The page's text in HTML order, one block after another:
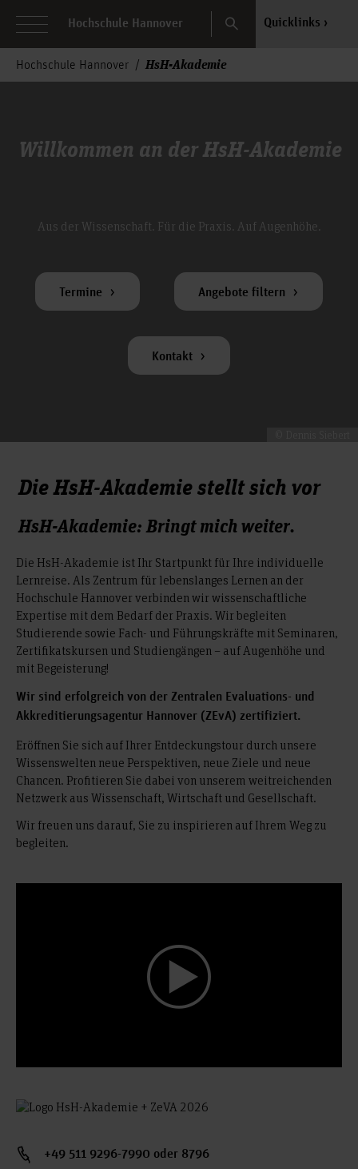
Hochschule Hannover Search Quicklinks
Hochschule Hannover HsH-Akademie
Willkommen an der HsH-Akademie
Aus der Wissenschaft. Für die Praxis. Auf Augenhöhe.
Termine Angebote filtern
Kontakt
Die HsH-Akademie stellt sich vor
HsH-Akademie: Bringt mich weiter.
Die HsH-Akademie ist Ihr Startpunkt für Ihre individuelle
Lernreise. Als Zentrum für lebenslanges Lernen an der
Hochschule Hannover verbinden wir wissenschaftliche
Expertise mit dem Bedarf der Praxis. Wir begleiten
Studierende sowie Fach- und Führungskräfte mit Seminaren,
Zertifikatskursen und Studiengängen – auf Augenhöhe und
mit Begeisterung!
Wir sind erfolgreich von der Zentralen Evaluations- und
Akkreditierungsagentur Hannover (ZEvA) zertifiziert.
Eröffnen Sie sich auf Ihrer Entdeckungstour durch unsere
Wissenswelten neue Perspektiven, neue Ziele und neue
Chancen. Profitieren Sie dabei von unserem weitreichenden
Netzwerk aus Wissenschaft, Wirtschaft und Gesellschaft.
Wir freuen uns darauf, Sie zu inspirieren auf Ihrem Weg zu
begleiten.
+49 511 9296-7990 oder 8796